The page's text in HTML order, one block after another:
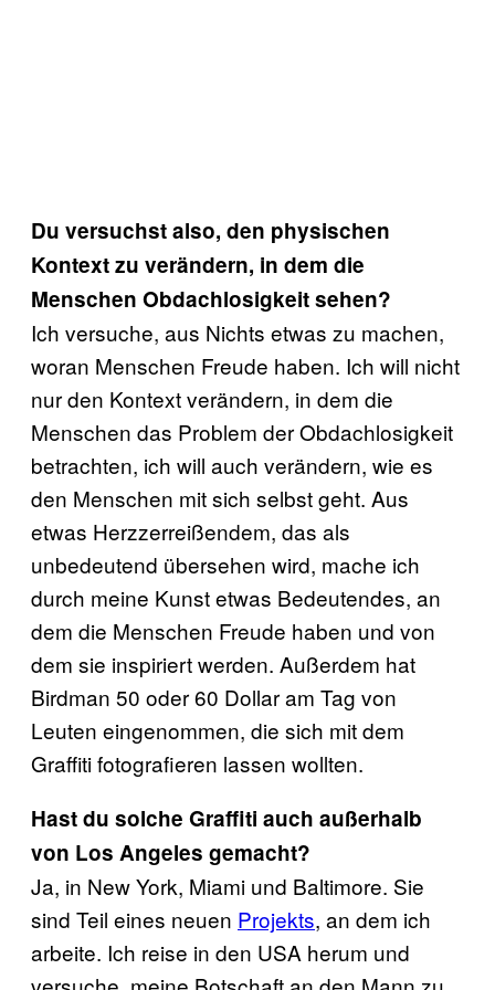
Du versuchst also, den physischen
Kontext zu verändern, in dem die
Menschen Obdachlosigkeit sehen?
Ich versuche, aus Nichts etwas zu machen,
woran Menschen Freude haben. Ich will nicht
nur den Kontext verändern, in dem die
Menschen das Problem der Obdachlosigkeit
betrachten, ich will auch verändern, wie es
den Menschen mit sich selbst geht. Aus
etwas Herzzerreißendem, das als
unbedeutend übersehen wird, mache ich
durch meine Kunst etwas Bedeutendes, an
dem die Menschen Freude haben und von
dem sie inspiriert werden. Außerdem hat
Birdman 50 oder 60 Dollar am Tag von
Leuten eingenommen, die sich mit dem
Graffiti fotografieren lassen wollten.
Hast du solche Graffiti auch außerhalb
von Los Angeles gemacht?
Ja, in New York, Miami und Baltimore. Sie
sind Teil eines neuen Projekts, an dem ich
arbeite. Ich reise in den USA herum und